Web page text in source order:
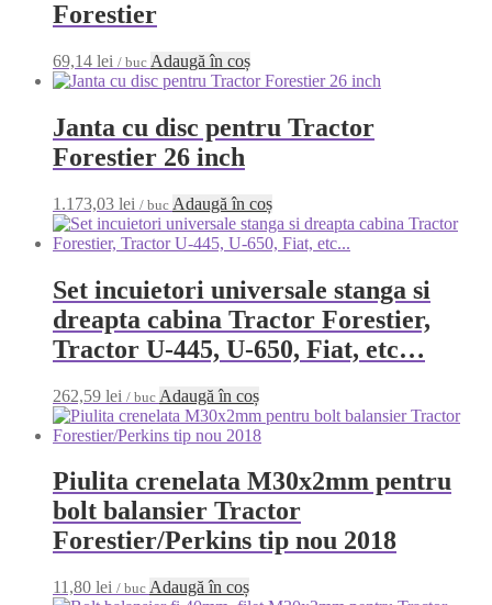
Forestier
69,14 lei / buc Adaugă în coș
Janta cu disc pentru Tractor
Forestier 26 inch
1.173,03 lei / buc Adaugă în coș
Set incuietori universale stanga si
dreapta cabina Tractor Forestier,
Tractor U-445, U-650, Fiat, etc…
262,59 lei / buc Adaugă în coș
Piulita crenelata M30x2mm pentru
bolt balansier Tractor
Forestier/Perkins tip nou 2018
11,80 lei / buc Adaugă în coș